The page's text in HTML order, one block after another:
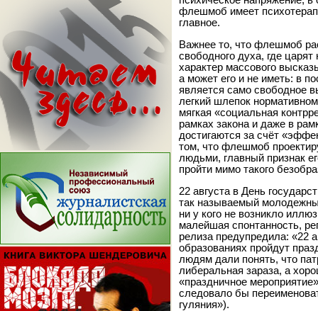
флешмоб имеет
главное.
Важнее то, что флешмоб
свободного духа, где
характер массового
а может его и не иметь: в
является само свободное
легкий шлепок
мягкая «социальная
рамках закона и даже в
достигаются за счёт
том, что флешмоб
людьми, главный признак
пройти мимо такого
22 августа в День
так называемый
ни у кого не возникло
малейшая спонтанность,
релиза предупредила: «22
образованиях пройдут
людям дали понять, что
либеральная зараза, а
«праздничное
следовало бы
гуляния»).